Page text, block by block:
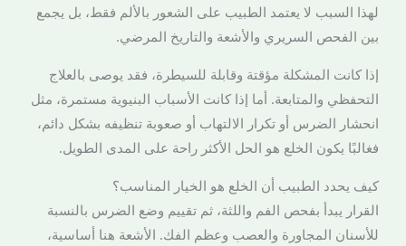
لهذا السبب لا يعتمد الطبيب على الشعور بالألم فقط، بل يجمع
بين الفحص السريري والأشعة والتاريخ المرضي.
إذا كانت المشكلة مؤقتة وقابلة للسيطرة، فقد يوصى بالعلاج
التحفظي والمتابعة. أما إذا كانت الأسباب البنيوية مستمرة، مثل
انحشار الضرس أو تكرار الالتهاب أو صعوبة تنظيفه بشكل دائم،
فغالبًا يكون الخلع هو الحل الأكثر راحة على المدى الطويل.
كيف يحدد الطبيب أن الخلع هو الخيار المناسب؟
القرار يبدأ بفحص الفم واللثة، ثم تقييم وضع الضرس بالنسبة
للأسنان المجاورة والعصب وعظم الفك. الأشعة هنا أساسية،